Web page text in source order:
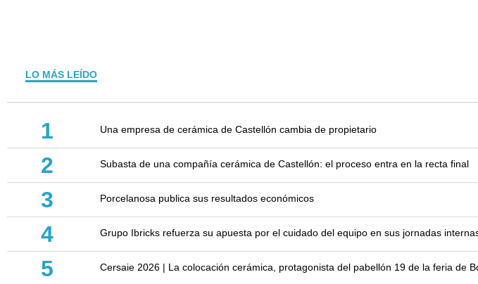
LO MÁS LEÍDO
1 Una empresa de cerámica de Castellón cambia de propietario
2 Subasta de una compañía cerámica de Castellón: el proceso entra en la recta final
3 Porcelanosa publica sus resultados económicos
4 Grupo Ibricks refuerza su apuesta por el cuidado del equipo en sus jornadas
5 Cersaie 2026 | La colocación cerámica, protagonista del pabellón 19 de la feria de